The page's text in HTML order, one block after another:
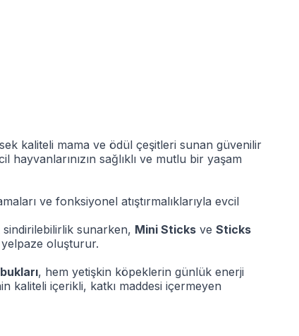
kaliteli mama ve ödül çeşitleri sunan güvenilir
sağlıklı ve mutlu bir yaşam
ve fonksiyonel atıştırmalıklarıyla evcil
sunarken, Mini Sticks ve Sticks
oluşturur.
, hem yetişkin köpeklerin günlük enerji
kaliteli içerikli, katkı maddesi içermeyen